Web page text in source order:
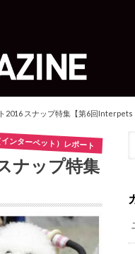
2016 スナップ特集【第6回Interpets
ンターペット）レポート
ナップ特集